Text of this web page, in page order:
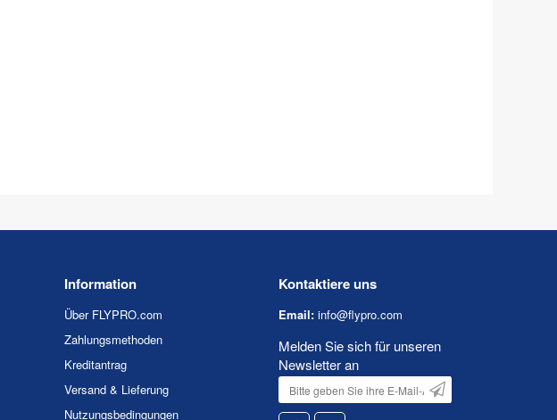
Information
Über FLYPRO.com
Zahlungsmethoden
Kreditantrag
Versand & Lieferung
Nutzungsbedingungen
Kontaktiere uns
Email: info@flypro.com
Melden Sie sich für unseren
Newsletter an